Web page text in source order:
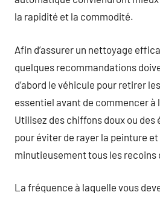
la rapidité et la commodité.
Afin d’assurer un nettoyage
quelques recommandations
d’abord le véhicule pour retirer
essentiel avant de commencer à
Utilisez des chiffons doux ou
pour éviter de rayer la peinture
minutieusement tous les recoins
La fréquence à laquelle vous